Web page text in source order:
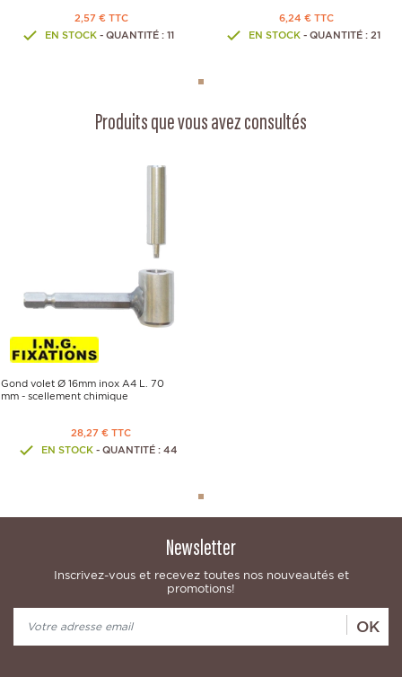
2,57 € TTC
EN STOCK- QUANTITÉ : 11
6,24 € TTC
EN STOCK - QUANTITÉ : 21
Produits que vous avez consultés
Gond volet Ø 16mm inox A4 L. 70
mm - scellement chimique
28,27 € TTC
EN STOCK- QUANTITÉ : 44
Newsletter
Inscrivez-vous et recevez toutes nos nouveautés et
promotions!
OK